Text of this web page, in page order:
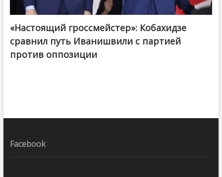
@ქართული ოცნება / Georgian Dream
«Настоящий гроссмейстер»: Кобахидзе
сравнил путь Иванишвили с партией
против оппозиции
Facebook